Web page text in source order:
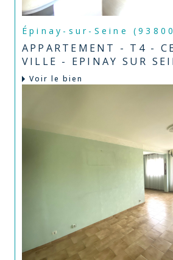
Épinay-sur-Seine
APPARTEMENT - T4 -
VILLE - EPINAY SUR
Voir le bien